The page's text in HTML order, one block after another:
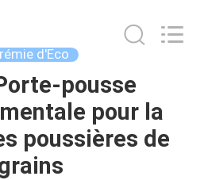
d'Eco
pousse
pour la
poussières de